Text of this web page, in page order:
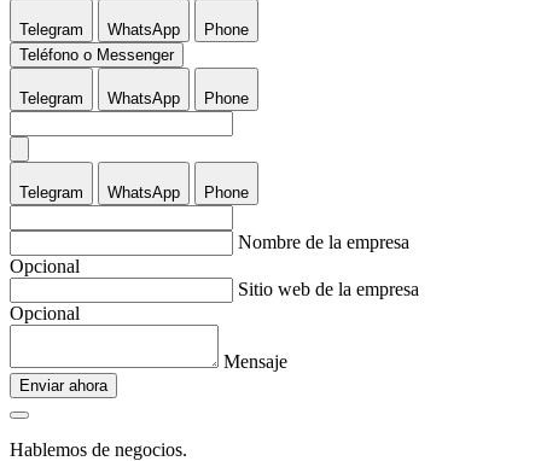
Telegram WhatsApp
Phone
Teléfono o Messenger
Telegram WhatsApp Phone
Telegram WhatsApp Phone
Nombre de la empresa
Opcional
Sitio web de la empresa
Opcional
Mensaje
Enviar ahora
Hablemos de negocios.